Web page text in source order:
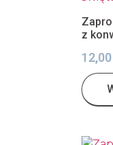
z
12,00